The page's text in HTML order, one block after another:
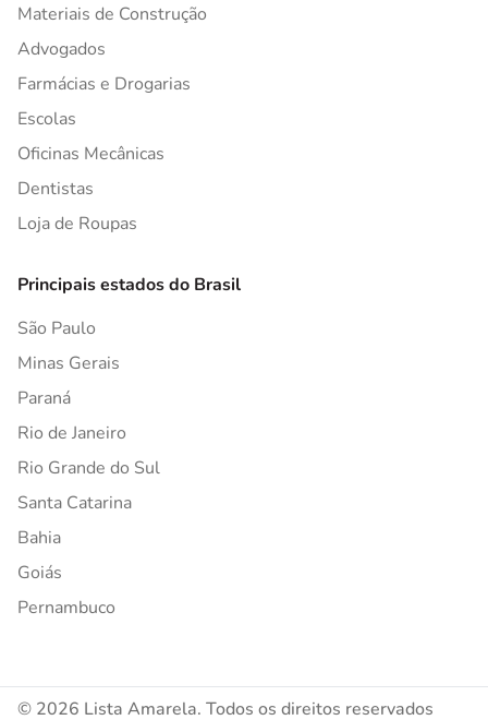
Materiais de Construção
Advogados
Farmácias e Drogarias
Escolas
Oficinas Mecânicas
Dentistas
Loja de Roupas
Principais estados do Brasil
São Paulo
Minas Gerais
Paraná
Rio de Janeiro
Rio Grande do Sul
Santa Catarina
Bahia
Goiás
Pernambuco
© 2026 Lista Amarela. Todos os direitos reservados